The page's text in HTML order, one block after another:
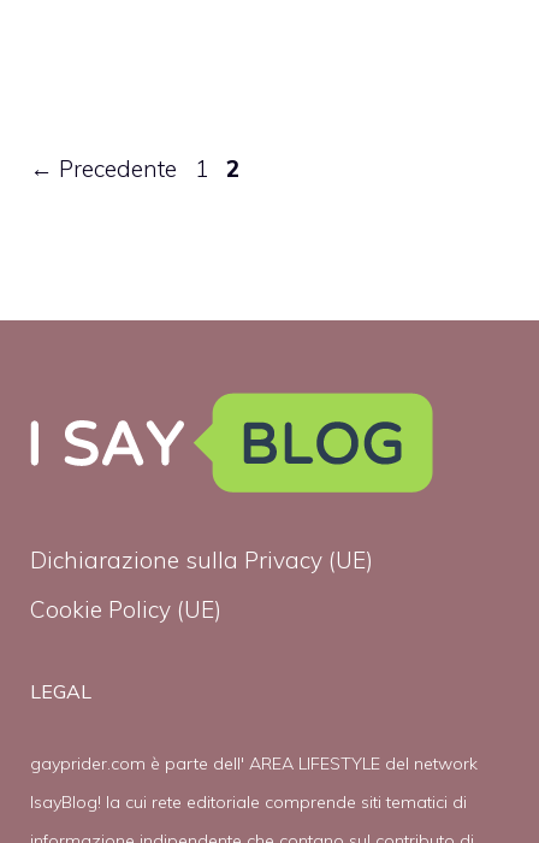
← Precedente Pagina
1 Pagina
2
Dichiarazione sulla Privacy (UE)
Cookie Policy (UE)
LEGAL
gayprider.com è parte dell' AREA LIFESTYLE del network
IsayBlog! la cui rete editoriale comprende siti tematici di